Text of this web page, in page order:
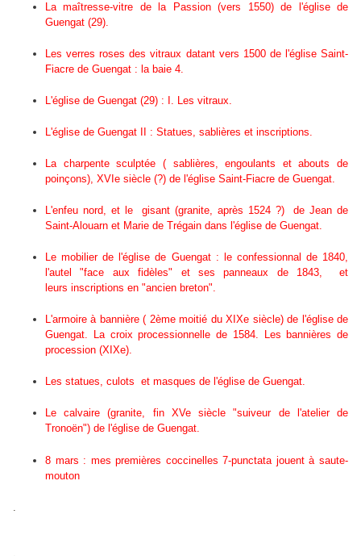
La maîtresse-vitre de la Passion (vers 1550) de l'église de
Guengat (29).
Les verres roses des vitraux datant vers 1500 de l'église Saint-
Fiacre de Guengat : la baie 4.
L'église de Guengat (29) : I. Les vitraux.
L'église de Guengat II : Statues, sablières et inscriptions.
La charpente sculptée ( sablières, engoulants et abouts de
poinçons), XVIe siècle (?) de l'église Saint-Fiacre de Guengat.
L'enfeu nord, et le gisant (granite, après 1524 ?) de Jean de
Saint-Alouarn et Marie de Trégain dans l'église de Guengat.
Le mobilier de l'église de Guengat : le confessionnal de 1840,
l'autel "face aux fidèles" et ses panneaux de 1843, et
leurs inscriptions en "ancien breton".
L'armoire à bannière ( 2ème moitié du XIXe siècle) de l'église de
Guengat. La croix processionnelle de 1584. Les bannières de
procession (XIXe).
Les statues, culots et masques de l'église de Guengat.
Le calvaire (granite, fin XVe siècle "suiveur de l'atelier de
Tronoën") de l'église de Guengat.
8 mars : mes premières coccinelles 7-punctata jouent à saute-
mouton